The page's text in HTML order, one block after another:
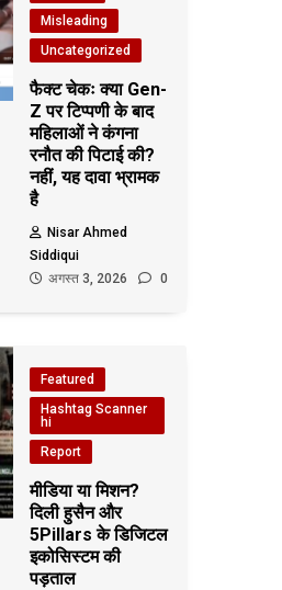
Misleading
Uncategorized
फैक्ट चेकः क्या Gen-
Z पर टिप्पणी के बाद
महिलाओं ने कंगना
रनौत की पिटाई की?
नहीं, यह दावा भ्रामक
है
Nisar Ahmed
Siddiqui
अगस्त 3, 2026
0
Featured
Hashtag Scanner
hi
Report
मीडिया या मिशन?
दिली हुसैन और
5Pillars के डिजिटल
इकोसिस्टम की
पड़ताल